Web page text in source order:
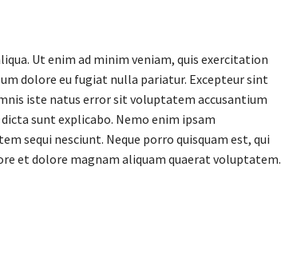
Ut enim ad minim veniam, quis exercitation
dolore eu fugiat nulla pariatur. Excepteur sint
iste natus error sit voluptatem accusantium
sunt explicabo. Nemo enim ipsam
sequi nesciunt. Neque porro quisquam est, qui
et dolore magnam aliquam quaerat voluptatem.